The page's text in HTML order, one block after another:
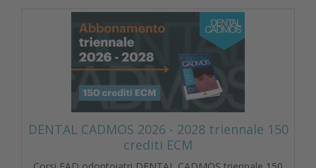
DENTAL CADMOS 2026 - 2028 triennale 150
crediti ECM